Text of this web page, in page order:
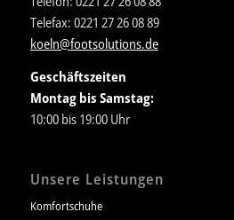
Telefax: 0221 27 26 08 89
koeln@footsolutions.de
Geschäftszeiten
Montag bis Samstag:
10:00 bis 19:00 Uhr
Unsere Leistungen
Komfortschuhe